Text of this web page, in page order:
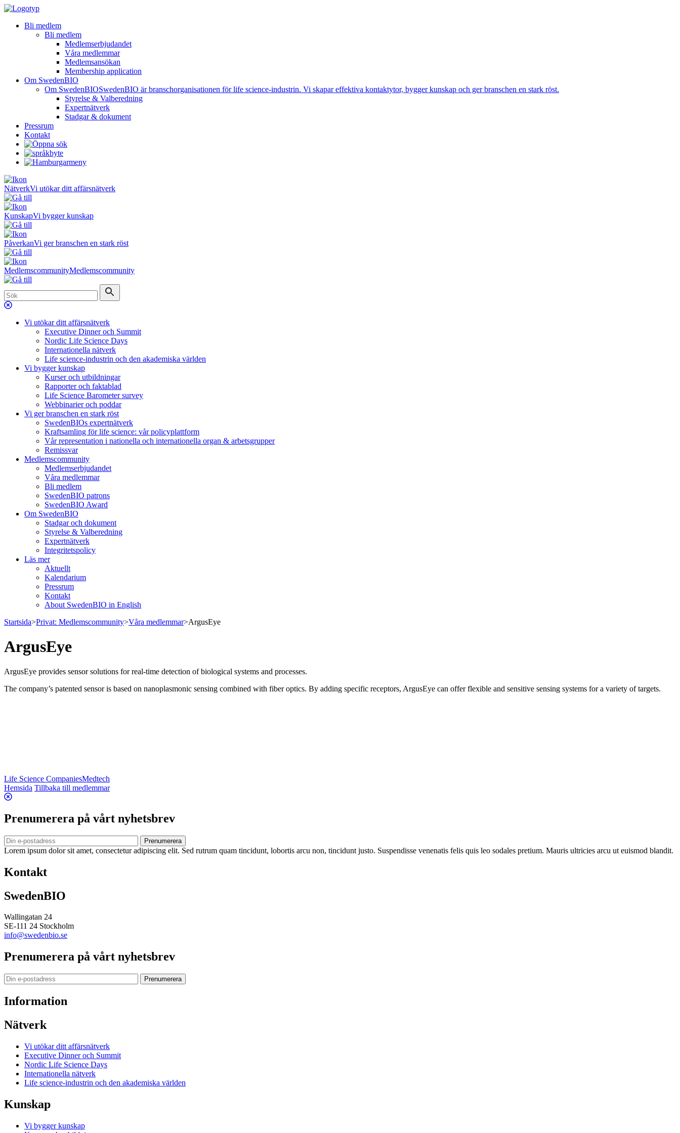
Bli medlem
Bli medlem
Medlemserbjudandet
Våra medlemmar
Medlemsansökan
Membership application
Om SwedenBIO
Om SwedenBIOSwedenBIO är branschorganisationen för life science-industrin. Vi skapar effektiva kontaktytor, bygger kunskap och ger branschen en stark röst.
Styrelse & Valberedning
Expertnätverk
Stadgar & dokument
Pressrum
Kontakt
NätverkVi utökar ditt affärsnätverk
KunskapVi bygger kunskap
PåverkanVi ger branschen en stark röst
MedlemscommunityMedlemscommunity
Vi utökar ditt affärsnätverk
Executive Dinner och Summit
Nordic Life Science Days
Internationella nätverk
Life science-industrin och den akademiska världen
Vi bygger kunskap
Kurser och utbildningar
Rapporter och faktablad
Life Science Barometer survey
Webbinarier och poddar
Vi ger branschen en stark röst
SwedenBIOs expertnätverk
Kraftsamling för life science: vår policyplattform
Vår representation i nationella och internationella organ & arbetsgrupper
Remissvar
Medlemscommunity
Medlemserbjudandet
Våra medlemmar
Bli medlem
SwedenBIO patrons
SwedenBIO Award
Om SwedenBIO
Stadgar och dokument
Styrelse & Valberedning
Expertnätverk
Integritetspolicy
Läs mer
Aktuellt
Kalendarium
Pressrum
Kontakt
About SwedenBIO in English
Startsida>Privat: Medlemscommunity>Våra medlemmar>ArgusEye
ArgusEye
ArgusEye provides sensor solutions for real-time detection of biological systems and processes.
The company’s patented sensor is based on nanoplasmonic sensing combined with fiber optics. By adding specific receptors, ArgusEye can offer flexible and sensitive sensing systems for a variety of targets.
Life Science CompaniesMedtech
Hemsida Tillbaka till medlemmar
Prenumerera på vårt nyhetsbrev
Prenumerera
Lorem ipsum dolor sit amet, consectetur adipiscing elit. Sed rutrum quam tincidunt, lobortis arcu non, tincidunt justo. Suspendisse venenatis felis quis leo sodales pretium. Mauris ultricies arcu ut euismod blandit.
Kontakt
SwedenBIO
Wallingatan 24
SE-111 24 Stockholm
info@swedenbio.se
Prenumerera på vårt nyhetsbrev
Prenumerera
Information
Nätverk
Vi utökar ditt affärsnätverk
Executive Dinner och Summit
Nordic Life Science Days
Internationella nätverk
Life science-industrin och den akademiska världen
Kunskap
Vi bygger kunskap